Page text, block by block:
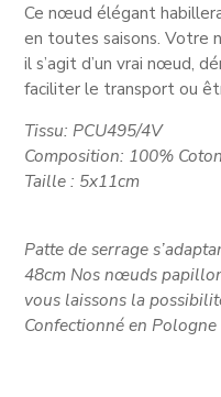
Ce nœud élégant
en toutes saisons. Votre
il s’agit d’un vrai nœud,
faciliter le transport ou
Tissu: PCU495/4V
Composition: 100%
Taille :
Patte de serrage
48cm Nos nœuds
vous laissons la
Confectionné en Pologne